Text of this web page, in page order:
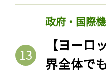
政府・国際
【ヨー
界全体で